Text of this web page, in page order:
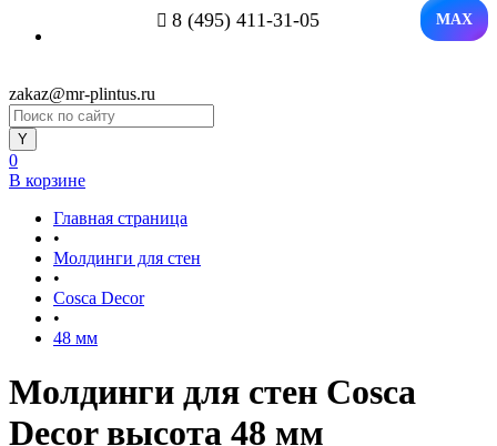
8 (495) 411-31-05 MAX
zakaz@mr-plintus.ru
0
В корзине
Главная страница
•
Молдинги для стен
•
Cosca Decor
•
48 мм
Молдинги для стен Cosca
Decor высота 48 мм